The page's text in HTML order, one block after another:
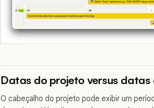
Datas do projeto versus datas
O cabeçalho do projeto pode exibir um